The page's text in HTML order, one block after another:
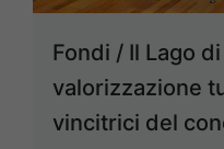
Fondi / Il Lago
valorizzazione
vincitrici del